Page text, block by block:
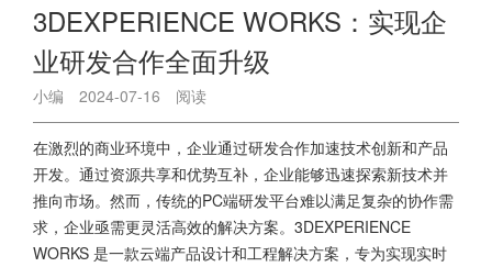
3DEXPERIENCE WORKS：实现企
业研发合作全面升级
小编 2024-07-16 阅读
在激烈的商业环境中，企业通过研发合作加速技术创新和产品
开发。通过资源共享和优势互补，企业能够迅速探索新技术并
推向市场。然而，传统的PC端研发平台难以满足复杂的协作需
求，企业亟需更灵活高效的解决方案。3DEXPERIENCE
WORKS 是一款云端产品设计和工程解决方案，专为实现实时